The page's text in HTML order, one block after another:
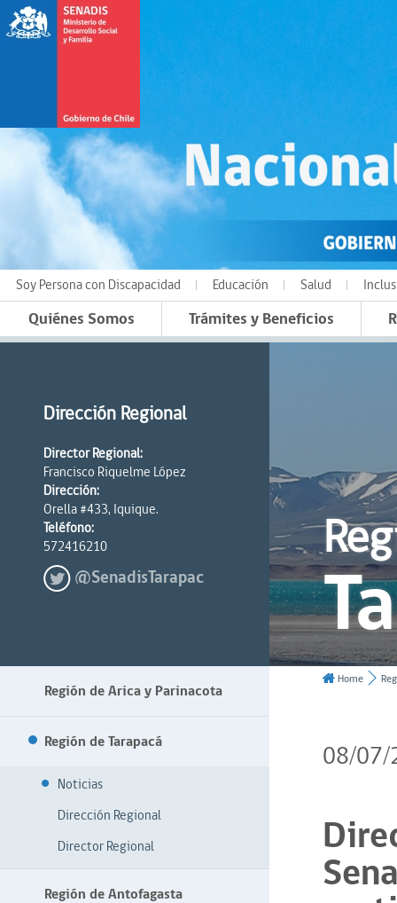
Soy Persona con Discapacidad Educación Salud
Quiénes Somos Trámites y Beneficios
Dirección Regional
Director Regional:
Francisco Riquelme López
Dirección:
Orella #433, Iquique.
Teléfono:
572416210
@SenadisTarapac
Región de Arica y Parinacota
Región de Tarapacá
Noticias
Dirección Regional
Director Regional
Región de Antofagasta
Home
08/